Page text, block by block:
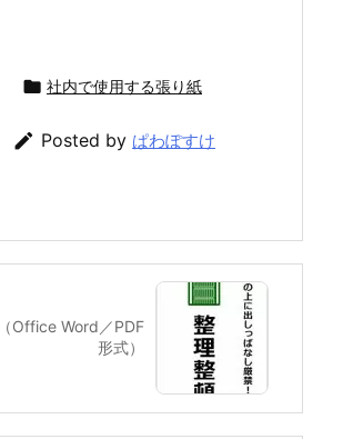
 社内で使用する張り紙
 Posted by ぱわぽすけ
Office Word／PDF
形式）